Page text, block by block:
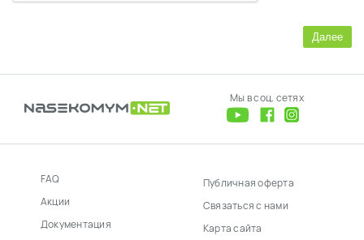
Далее
Мы в соц. сетях
FAQ
Акции
Документация
Публичная оферта
Связаться с нами
Карта сайта